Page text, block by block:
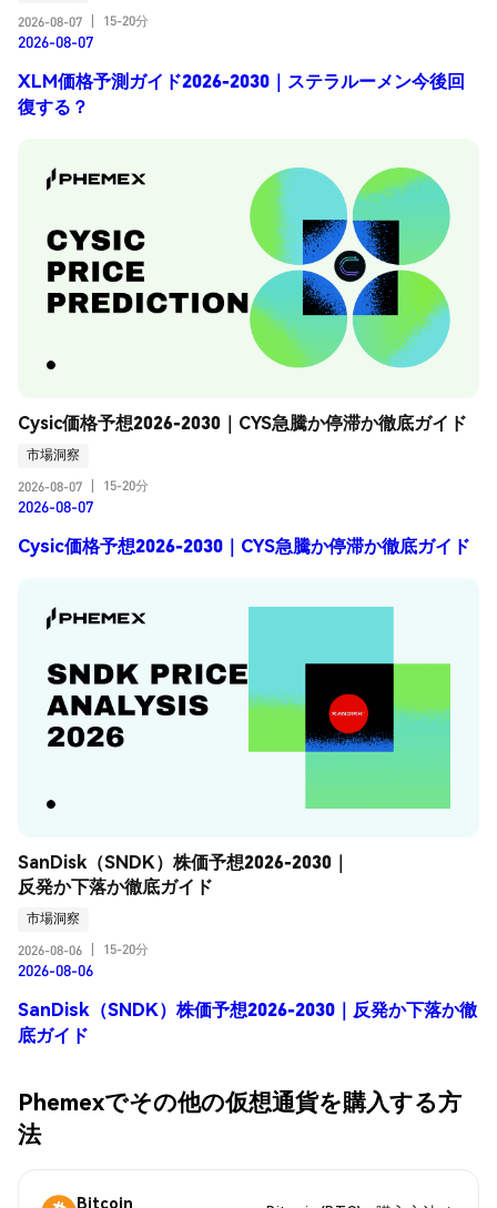
2026-08-07
15-20分
2026-08-07
XLM価格予測ガイド2026-2030｜ステラルーメン今後回
復する？
Cysic価格予想2026-2030｜CYS急騰か停滞か徹底ガイド
市場洞察
2026-08-07
15-20分
2026-08-07
Cysic価格予想2026-2030｜CYS急騰か停滞か徹底ガイド
SanDisk（SNDK）株価予想2026-2030｜
反発か下落か徹底ガイド
市場洞察
2026-08-06
15-20分
2026-08-06
SanDisk（SNDK）株価予想2026-2030｜反発か下落か徹
底ガイド
Phemexでその他の仮想通貨を購入する方
法
Bitcoin